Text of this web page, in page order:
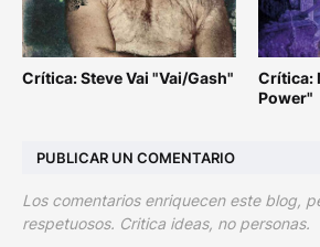
Crítica: Steve Vai "Vai/Gash"
Crítica:
Power"
PUBLICAR UN COMENTARIO
Los comentarios enriquecen este blog,
respetuosos. Critica ideas, no personas.